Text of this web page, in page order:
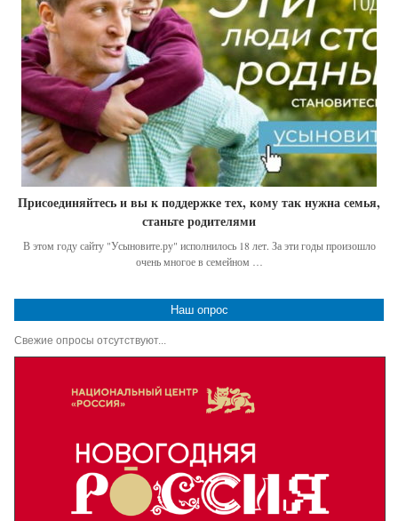
Присоединяйтесь и вы к поддержке тех, кому так нужна семья,
станьте родителями
В этом году сайту "Усыновите.ру" исполнилось 18 лет. За эти годы произошло
очень многое в семейном …
Наш опрос
Свежие опросы отсутствуют...